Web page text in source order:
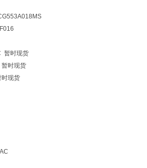
暂时现货
时现货
现货